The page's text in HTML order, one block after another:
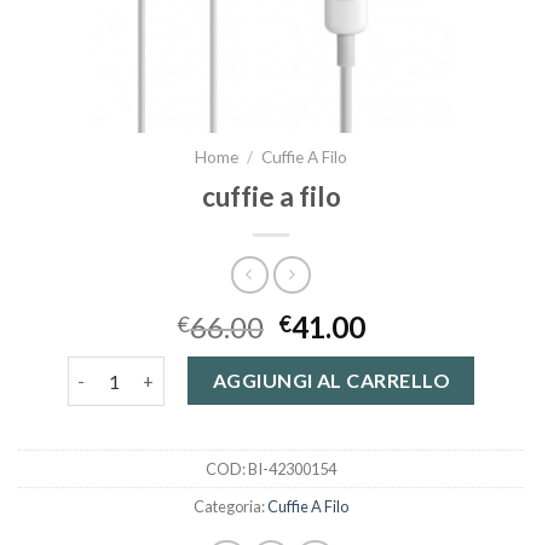
Home / Cuffie A Filo
cuffie a filo
€66.00 €41.00
cuffie a filo quantitàAGGIUNGI AL CARRELLO
COD:BI-42300154
Categoria:Cuffie A Filo